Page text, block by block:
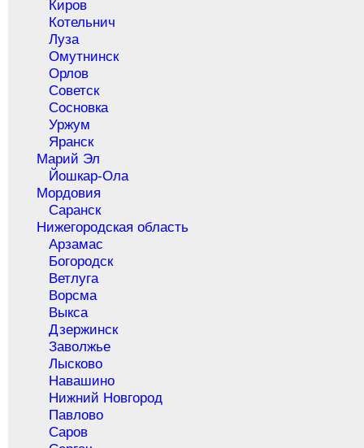
Киров
Котельнич
Луза
Омутнинск
Орлов
Советск
Сосновка
Уржум
Яранск
Марий Эл
Йошкар-Ола
Мордовия
Саранск
Нижегородская область
Арзамас
Богородск
Ветлуга
Ворсма
Выкса
Дзержинск
Заволжье
Лысково
Навашино
Нижний Новгород
Павлово
Саров